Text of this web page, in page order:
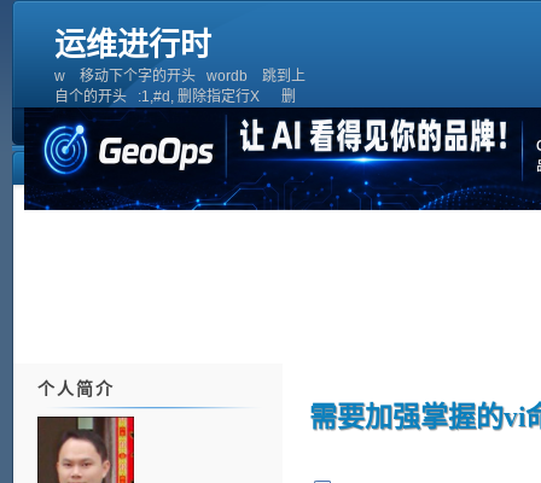
运维进行时
w 移动下个字的开头 wordb 跳到上
自个的开头 :1,#d, 删除指定行X 删
除当前光标的左字符#x&nb
需要加强掌握的vi
个人简介